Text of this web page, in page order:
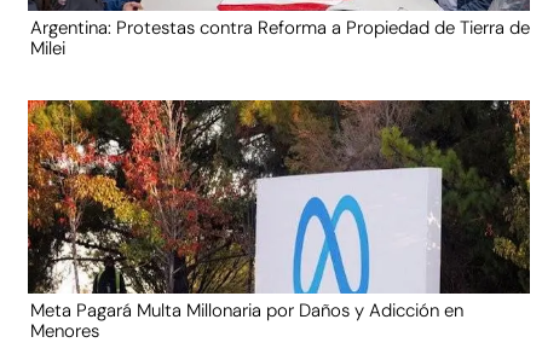
Argentina: Protestas contra Reforma a Propiedad de Tierra de
Milei
Meta Pagará Multa Millonaria por Daños y Adicción en
Menores